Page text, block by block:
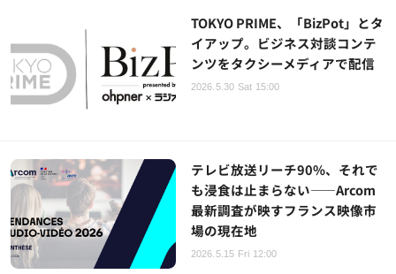
TOKYO PRIME、「BizPot」とタ
イアップ。ビジネス対談コンテ
ンツをタクシーメディアで配信
2026.5.30 Sat 15:00
テレビ放送リーチ90%、それで
も浸食は止まらない——Arcom
最新調査が映すフランス映像市
場の現在地
2026.5.15 Fri 12:00